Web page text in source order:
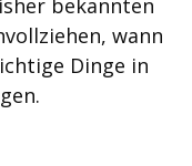
bekannten
wann
Dinge in